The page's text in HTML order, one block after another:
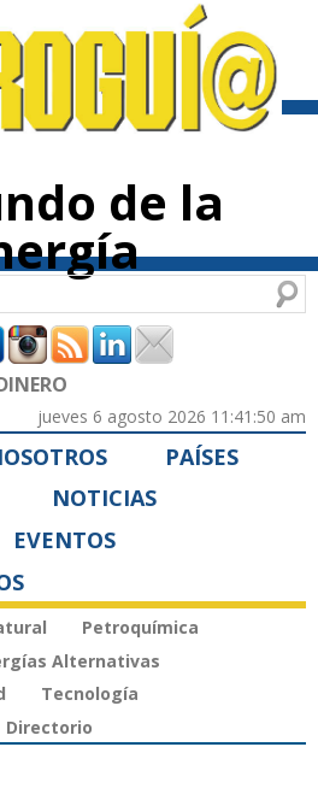
de la
jueves 6 agosto 2026 11:41:50 am
PAÍSES
NOTICIAS
EVENTOS
Petroquímica
Alternativas
Tecnología
Directorio